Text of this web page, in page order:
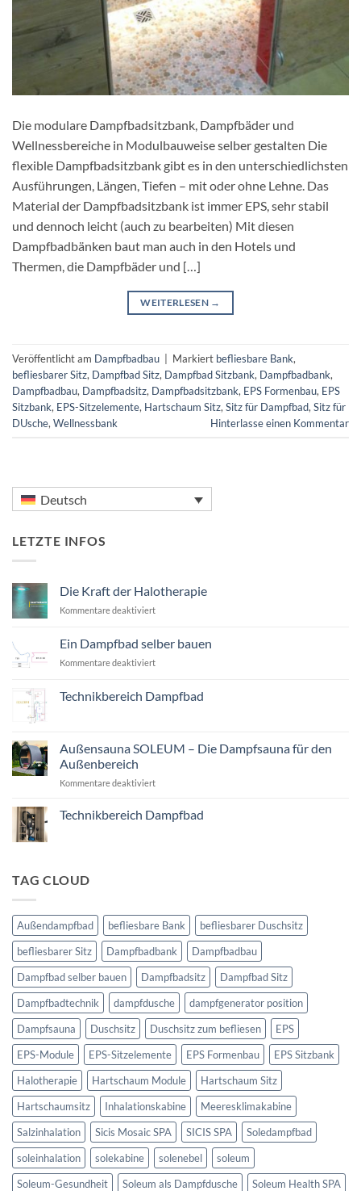
Die modulare Dampfbadsitzbank, Dampfbäder und
Wellnessbereiche in Modulbauweise selber gestalten Die
flexible Dampfbadsitzbank gibt es in den unterschiedlichsten
Ausführungen, Längen, Tiefen – mit oder ohne Lehne. Das
Material der Dampfbadsitzbank ist immer EPS, sehr stabil
und dennoch leicht (auch zu bearbeiten) Mit diesen
Dampfbadbänken baut man auch in den Hotels und
Thermen, die Dampfbäder und […]
WEITERLESEN →
Veröffentlicht am Dampfbadbau Markiert befliesbare Bank,
befliesbarer Sitz, Dampfbad Sitz, Dampfbad Sitzbank, Dampfbadbank,
Dampfbadbau, Dampfbadsitz, Dampfbadsitzbank, EPS Formenbau, EPS
Sitzbank, EPS-Sitzelemente, Hartschaum Sitz, Sitz für Dampfbad, Sitz für
DUsche, Wellnessbank Hinterlasse einen Kommentar
Deutsch
LETZTE INFOS
Die Kraft der Halotherapie
Kommentare deaktiviertfür
der
Halotherapie
Ein Dampfbad selber bauen
Kommentare deaktiviertfür
selber
Technikbereich Dampfbad
Technikbereich
Dampfbad
Außensauna SOLEUM – Die Dampfsauna für den
Außenbereich
Kommentare deaktiviertfür
SOLEUM
–
Technikbereich Dampfbad
TAG CLOUD
Außendampfbad befliesbare Bank
befliesbarer Duschsitz
befliesbarer Sitz
Dampfbadbank
Dampfbadbau
Dampfbad selber bauen
Dampfbadsitz
Dampfbad Sitz
Dampfbadtechnik
dampfdusche
dampfgenerator position
Dampfsauna
Duschsitz Duschsitz zum befliesen
EPS
EPS-Module
EPS-Sitzelemente EPS Formenbau
EPS Sitzbank
Halotherapie
Hartschaum Module
Hartschaum Sitz
Hartschaumsitz
Inhalationskabine
Meeresklimakabine
Salzinhalation
Sicis Mosaic SPA SICIS SPA
Soledampfbad
soleinhalation
solekabine solenebel
soleum
Soleum-Gesundheit
Soleum als Dampfdusche Soleum Health SPA